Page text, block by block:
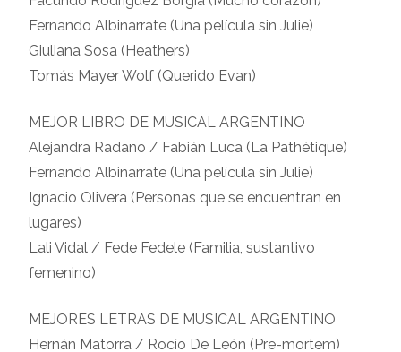
Fernando Albinarrate (Una película sin Julie)
Giuliana Sosa (Heathers)
Tomás Mayer Wolf (Querido Evan)
MEJOR LIBRO DE MUSICAL ARGENTINO
Alejandra Radano / Fabián Luca (La Pathétique)
Fernando Albinarrate (Una película sin Julie)
Ignacio Olivera (Personas que se encuentran en
lugares)
Lali Vidal / Fede Fedele (Familia, sustantivo
femenino)
MEJORES LETRAS DE MUSICAL ARGENTINO
Hernán Matorra / Rocío De León (Pre-mortem)